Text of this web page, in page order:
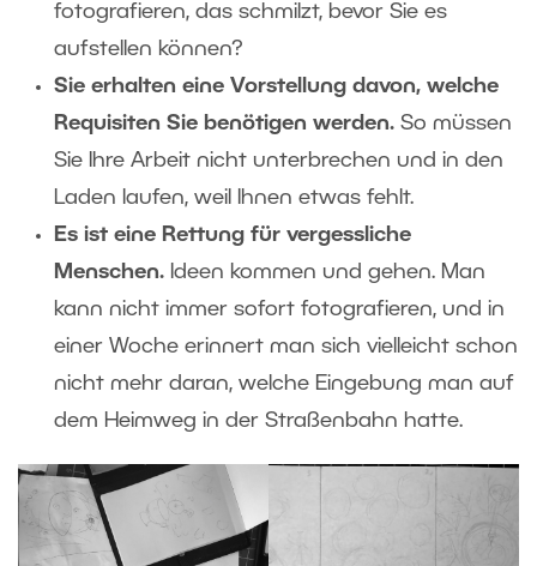
fotografieren, das schmilzt, bevor Sie es
aufstellen können?
Sie erhalten eine Vorstellung davon, welche
Requisiten Sie benötigen werden. So müssen
Sie Ihre Arbeit nicht unterbrechen und in den
Laden laufen, weil Ihnen etwas fehlt.
Es ist eine Rettung für vergessliche
Menschen. Ideen kommen und gehen. Man
kann nicht immer sofort fotografieren, und in
einer Woche erinnert man sich vielleicht schon
nicht mehr daran, welche Eingebung man auf
dem Heimweg in der Straßenbahn hatte.